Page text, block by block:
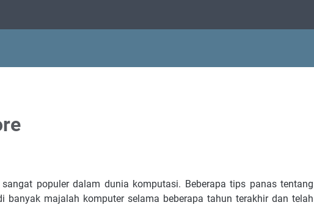
populer dalam dunia komputasi. Beberapa tips panas tentang
banyak majalah komputer selama beberapa tahun terakhir dan telah